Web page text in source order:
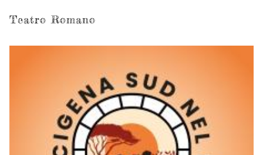
Teatro Romano